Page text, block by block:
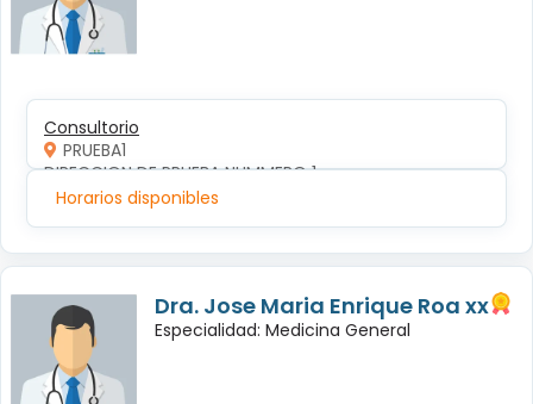
Consultorio
PRUEBA1
DIRECCION DE PRUEBA NUMMERO 1
Horarios disponibles
Dra. Jose Maria Enrique Roa xx
Especialidad: Medicina General